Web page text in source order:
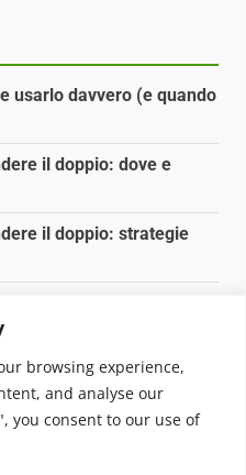
browsing experience,
and analyse our
you consent to our use of
usarlo davvero (e quando
il doppio: dove e
il doppio: strategie
ingredienti che
proprietà di Jws Media